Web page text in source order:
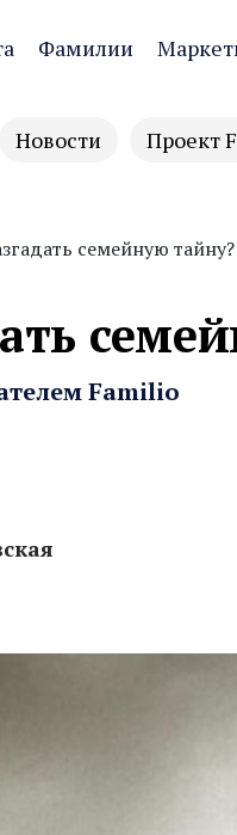
Фамилии
Новости Проект
семейную тайну?
Familio